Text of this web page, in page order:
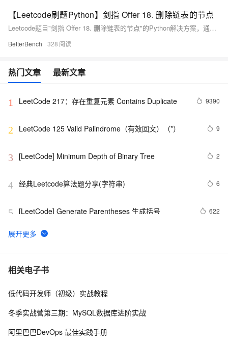
【Leetcode刷题Python】剑指 Offer 18. 删除链表的节点
Leetcode题目"剑指 Offer 18. 删除链表的节点"的Python解决方案，通过使用双指针法找到并删除链表中值为特定数值的节点，然后返回更新后的链表头节点。
BetterBench 328
热门文章 最新文章
1 LeetCode 217：存在重复元素	Contains Duplicate 9390
2 LeetCode 125 Valid Palindrome（有效回文）（*） 9
3 [LeetCode] Minimum Depth of Binary Tree 2
4 经典Leetcode算法题分享(字符串) 6
5 [LeetCode] Generate Parentheses 生成括号 622
6
LeetCode 209：最小长度的子数组 Minimum Size
7 [LeetCode] Implement Stack using Queues 用队列来
8 [LeetCode] Shortest Word Distance
相关电子书
低代码开发师（初级）实战教程
冬季实战营第三期：MySQL数据库进阶实战
阿里巴巴DevOps 最佳实践手册